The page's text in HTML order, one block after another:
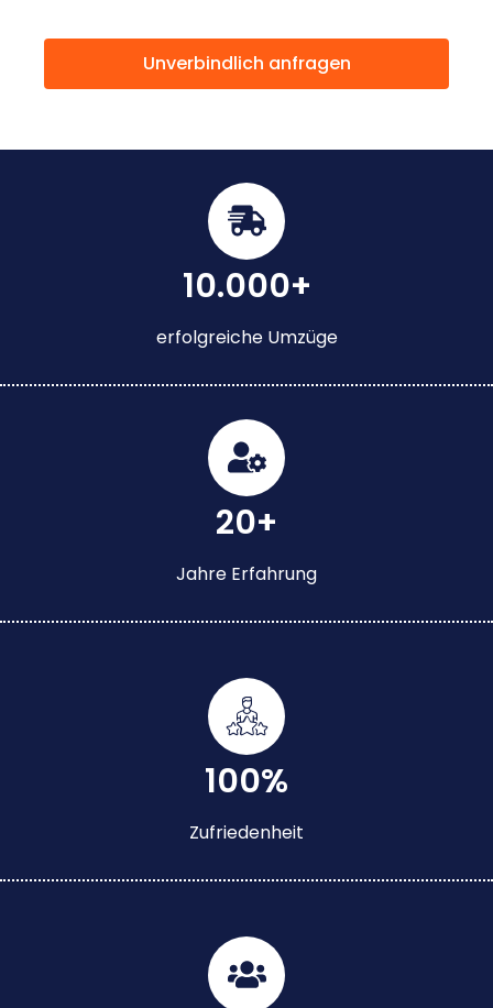
Unverbindlich anfragen
10.000+
erfolgreiche Umzüge
20+
Jahre Erfahrung
100%
Zufriedenheit